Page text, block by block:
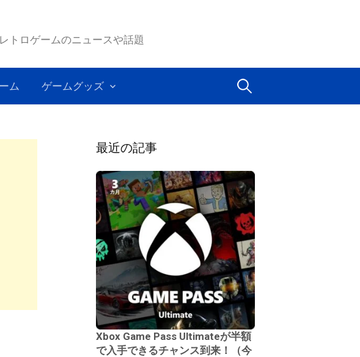
トロゲームのニュースや話題
ム ゲームグッズ 検
最近の記事
Xbox Game Pass Ultimateが半額
で入手できるチャンス到来！（今